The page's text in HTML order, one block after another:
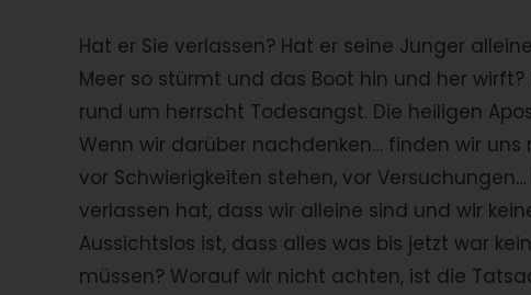
Hat er Sie verlassen? Hat er seine Junger
Meer so stürmt und das Boot hin und her
rund um herrscht Todesangst. Die heiligen
Wenn wir darüber nachdenken… finden wir
vor Schwierigkeiten stehen, vor
verlassen hat, dass wir alleine sind und wir
Aussichtslos ist, dass alles was bis jetzt war
müssen? Worauf wir nicht achten, ist die